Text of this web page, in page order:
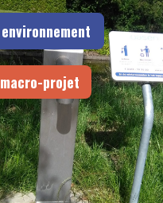
environnement
macro-projet